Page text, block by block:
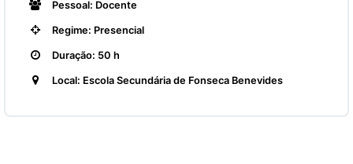
Pessoal: Docente
Regime: Presencial
Duração: 50 h
Local: Escola Secundária de Fonseca Benevides